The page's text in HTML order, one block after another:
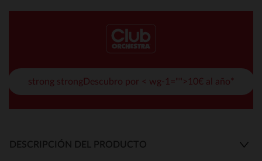
strong strongDescubro por < wg-1="">10€ al año*
DESCRIPCIÓN DEL PRODUCTO